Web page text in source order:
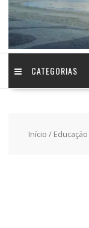
CATEGORIAS
Início / Educação